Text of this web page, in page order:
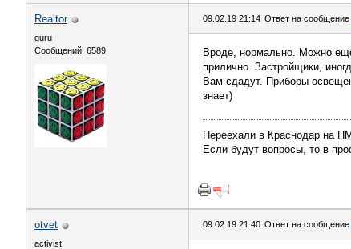
Realtor
guru
Сообщений: 6589
09.02.19 21:14 Ответ на сообщение
Вроде, нормально. Можно
прилично. Застройщики,
Вам сдадут. Приборы
знает)
Переехали в Краснодар на
Если будут вопросы, то в
otvet
activist
09.02.19 21:40 Ответ на сообщение